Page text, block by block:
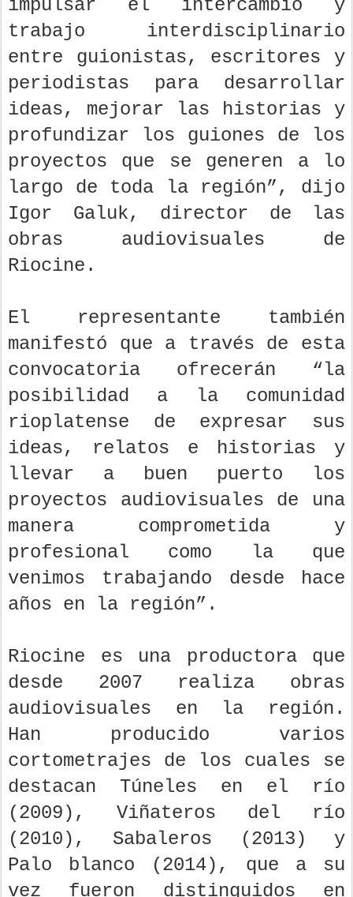
impulsar el intercambio y
trabajo interdisciplinario
entre guionistas, escritores y
periodistas para desarrollar
ideas, mejorar las historias y
profundizar los guiones de los
proyectos que se generen a lo
largo de toda la región”, dijo
Igor Galuk, director de las
obras audiovisuales de
Riocine.
El representante también
manifestó que a través de esta
convocatoria ofrecerán “la
posibilidad a la comunidad
rioplatense de expresar sus
ideas, relatos e historias y
llevar a buen puerto los
proyectos audiovisuales de una
manera comprometida y
profesional como la que
venimos trabajando desde hace
años en la región”.
Riocine es una productora que
desde 2007 realiza obras
audiovisuales en la región.
Han producido varios
cortometrajes de los cuales se
destacan Túneles en el río
(2009), Viñateros del río
(2010), Sabaleros (2013) y
Palo blanco (2014), que a su
vez fueron distinguidos en